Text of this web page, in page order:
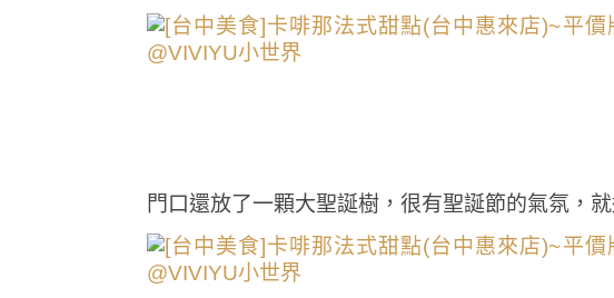
門口還放了一顆大聖誕樹，很有聖誕節的氣氛，